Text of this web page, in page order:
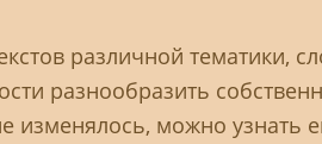
различной тематики,
разнообразить
изменялось, можно